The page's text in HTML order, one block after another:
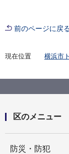
前のページに戻
現在位置 横浜市
【磯子
職）令
区のメニュー
防災・防犯